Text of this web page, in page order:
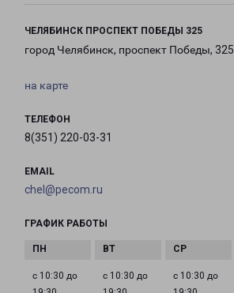
ЧЕЛЯБИНСК ПРОСПЕКТ ПОБЕДЫ 325
город Челябинск, проспект Победы, 325
на карте
ТЕЛЕФОН
8(351) 220-03-31
EMAIL
chel@pecom.ru
ГРАФИК РАБОТЫ
с 10:30 до
с 10:30 до
с 10:30 до